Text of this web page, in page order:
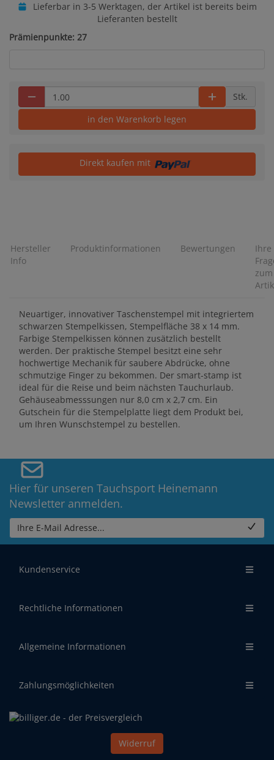
Lieferbar in 3-5 Werktagen, der Artikel ist bereits beim
Lieferanten bestellt
Prämienpunkte: 27
Stk.
in den Warenkorb legen
Direkt kaufen mit
Hersteller
Info
Produktinformationen Bewertungen
Ihre
zum
Neuartiger, innovativer Taschenstempel mit integriertem
schwarzen Stempelkissen, Stempelfläche 38 x 14 mm.
Farbige Stempelkissen können zusätzlich bestellt
werden. Der praktische Stempel besitzt eine sehr
hochwertige Mechanik für saubere Abdrücke, ohne
schmutzige Finger zu bekommen. Der smart-stamp ist
ideal für die Reise und beim nächsten Tauchurlaub.
Gehäuseabmesssungen nur 8,0 cm x 2,7 cm. Ein
Gutschein für die Stempelplatte liegt dem Produkt bei,
um Ihren Wunschstempel zu bestellen.
Hier für unseren Tauchsport Heinemann
Newsletter anmelden.
Ihre E-Mail Adresse...
Kundenservice
Rechtliche Informationen
Allgemeine Informationen
Zahlungsmöglichkeiten
Widerruf